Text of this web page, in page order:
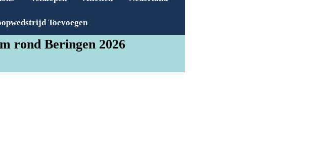
Toevoegen
rond Beringen 2026